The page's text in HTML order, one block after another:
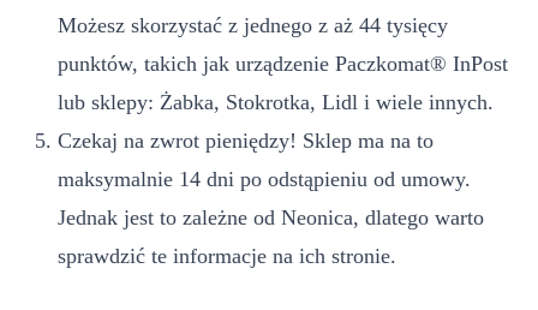
Możesz skorzystać z jednego z aż 44 tysięcy
punktów, takich jak urządzenie Paczkomat® InPost
lub sklepy: Żabka, Stokrotka, Lidl i wiele innych.
Czekaj na zwrot pieniędzy! Sklep ma na to
maksymalnie 14 dni po odstąpieniu od umowy.
Jednak jest to zależne od Neonica, dlatego warto
sprawdzić te informacje na ich stronie.